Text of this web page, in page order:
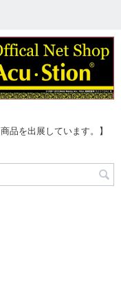
商品を出展しています。】